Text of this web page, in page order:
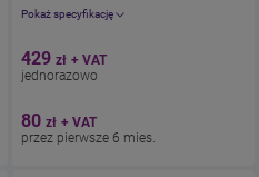
Pokaż specyfikację
Ekran 6.59"
Pamięć 512 GB
429 zł + VAT
jednorazowo
80 zł + VAT
przez pierwsze 6 mies.